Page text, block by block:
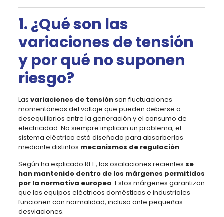
1. ¿Qué son las
variaciones de tensión
y por qué no suponen
riesgo?
Las variaciones de tensiónson fluctuaciones
momentáneas del voltaje que pueden deberse a
desequilibrios entre la generación y el consumo de
electricidad. No siempre implican un problema; el
sistema eléctrico está diseñado para absorberlas
mediante distintos mecanismos de regulación.
Según ha explicado REE, las oscilaciones recientes se
han mantenido dentro de los márgenes permitidos
por la normativa europea. Estos márgenes garantizan
que los equipos eléctricos domésticos e industriales
funcionen con normalidad, incluso ante pequeñas
desviaciones.